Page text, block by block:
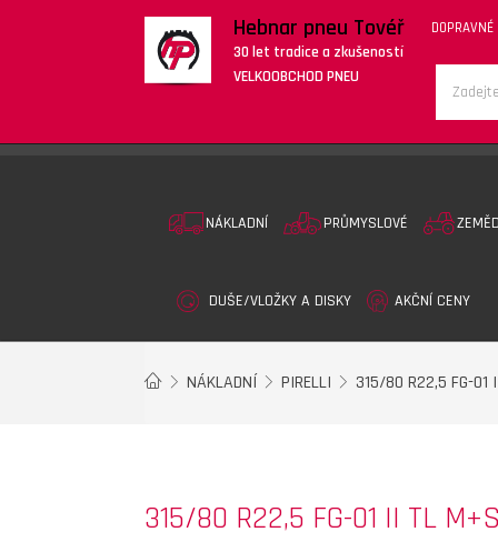
Hebnar pneu Tovéř
30 let tradice a zkušeností
VELKOOBCHOD PNEU
DOPRAVNÉ
NÁKLADNÍ PRŮMYSLOVÉ
DUŠE/VLOŽKY A DISKY AKČNÍ CENY
NÁKLADNÍ PIRELLI 315/80 R22,5 FG-01
315/80 R22,5 FG-01 II TL